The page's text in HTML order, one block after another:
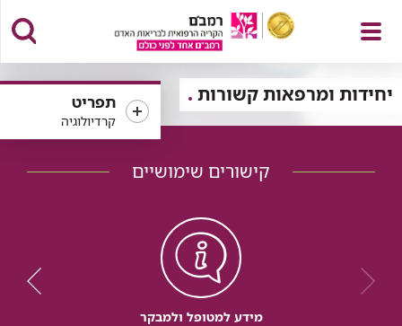
פתח
תפריט
תפריט
קרדיולוגיה
יחידות ומרפאות קשורות
קישורים שימושיים
מידע למטופל ולמבקר